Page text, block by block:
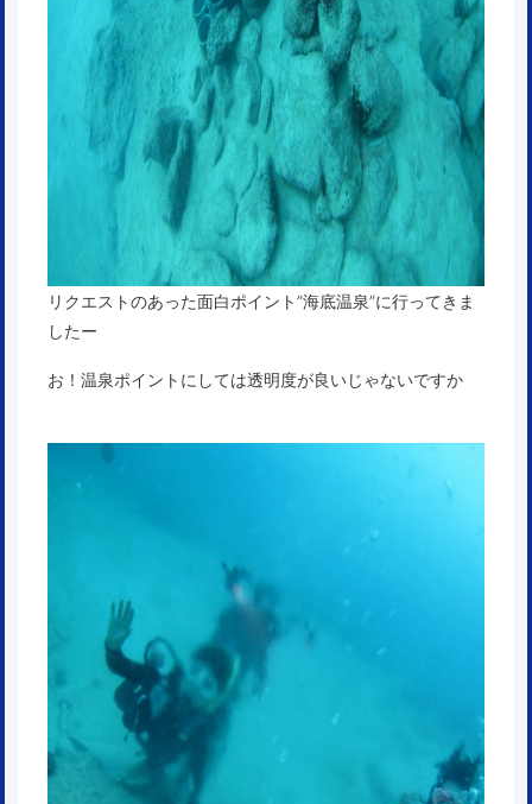
リクエストのあった面白ポイント”海底温泉”に行ってきま
したー
お！温泉ポイントにしては透明度が良いじゃないですか